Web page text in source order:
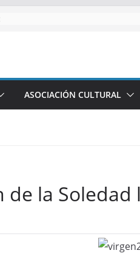
ASOCIACIÓN CULTURAL
de la